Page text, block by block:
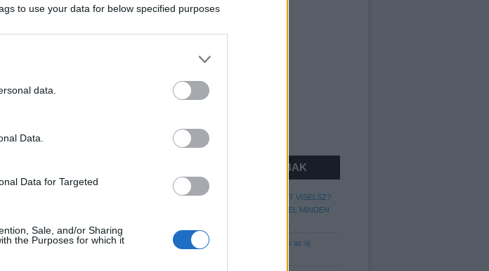
to use your data for below specified purposes
data.
Data.
Data for Targeted
Sale, and/or Sharing
the Purposes for which it
LEGOLVASOTTABBAK
MIT ÁRUL EL RÓLAD A CIPŐ AMIT VISELSZ?
GARDRÓB-CHECK, CIPŐK AMIVEL MINDEN
Kapaszkodjatok: A lumberszexuális az új